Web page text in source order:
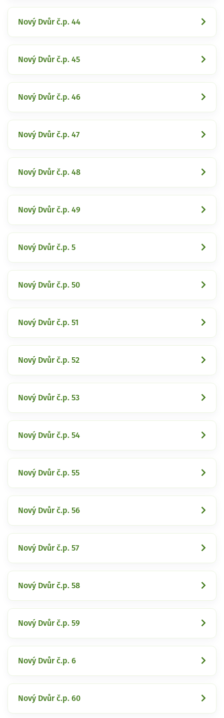
Nový Dvůr č.p. 44
Nový Dvůr č.p. 45
Nový Dvůr č.p. 46
Nový Dvůr č.p. 47
Nový Dvůr č.p. 48
Nový Dvůr č.p. 49
Nový Dvůr č.p. 5
Nový Dvůr č.p. 50
Nový Dvůr č.p. 51
Nový Dvůr č.p. 52
Nový Dvůr č.p. 53
Nový Dvůr č.p. 54
Nový Dvůr č.p. 55
Nový Dvůr č.p. 56
Nový Dvůr č.p. 57
Nový Dvůr č.p. 58
Nový Dvůr č.p. 59
Nový Dvůr č.p. 6
Nový Dvůr č.p. 60